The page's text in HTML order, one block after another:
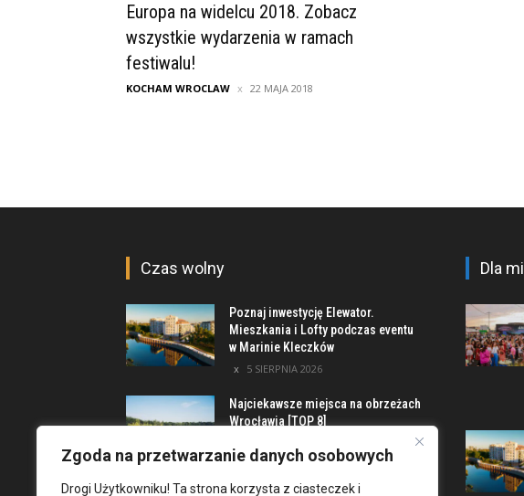
Zgoda na przetwarzanie danych osobowych
Drogi Użytkowniku! Ta strona korzysta z ciasteczek i
Europa na widelcu 2018. Zobacz
wszystkie wydarzenia w ramach
festiwalu!
KOCHAM WROCLAW 22 MAJA 2018
Czas wolny
Poznaj inwestycję Elewator.
Mieszkania i Lofty podczas eventu
w Marinie Kleczków
5 SIERPNIA 2026
Najciekawsze miejsca na obrzeżach
Wrocławia [TOP 8]
Dni Fantastyki 2026 we Wrocławiu –
Dla